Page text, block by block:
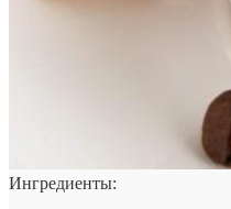
Ингредиенты: